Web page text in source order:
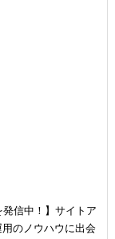
発信中！】サイトア
のノウハウに出会